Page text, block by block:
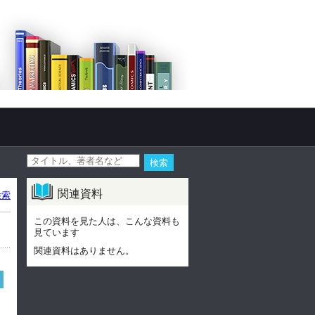
関連資料
この資料を見た人は、こんな資料も
見ています
関連資料はありません。